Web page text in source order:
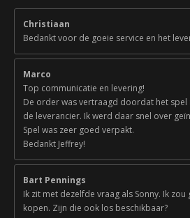
Christiaan
Bedankt voor de goeie service en het
Marco
Top communicatie en levering!
De order was vertraagd doordat het spel
de leverancier. Ik werd daar snel over
Spel was zeer goed verpakt.
Bedankt Jeffrey!
Bart Pennings
Ik zit met dezelfde vraag als Sonny. Ik
kopen. Zijn die ook los beschikbaar?